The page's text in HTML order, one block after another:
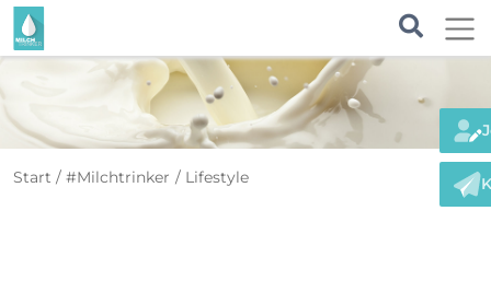
Start #Milchtrinker Lifestyle